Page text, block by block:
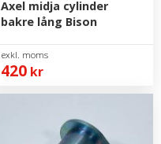
Axel midja cylinder
bakre lång Bison
420 kr